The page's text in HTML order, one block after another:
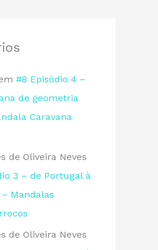
#8 Episódio 4 –
de geometria
Caravana
de Oliveira Neves
3 – de Portugal à
Mandalas
de Oliveira Neves